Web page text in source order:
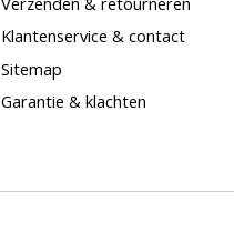
Klantenservice & contact
Sitemap
Garantie & klachten